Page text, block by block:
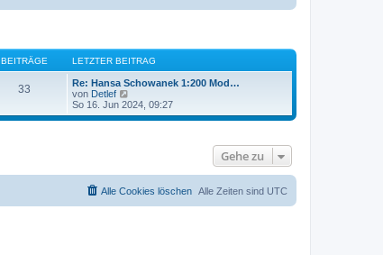
BEITRÄGE LETZTER BEITRAG
33
Re: Hansa Schowanek 1:200 Mod…
von Detlef
e
u
e
So 16. Jun 2024, 09:27
Gehe zu
Alle Zeiten sind UTC
Alle Cookies löschen